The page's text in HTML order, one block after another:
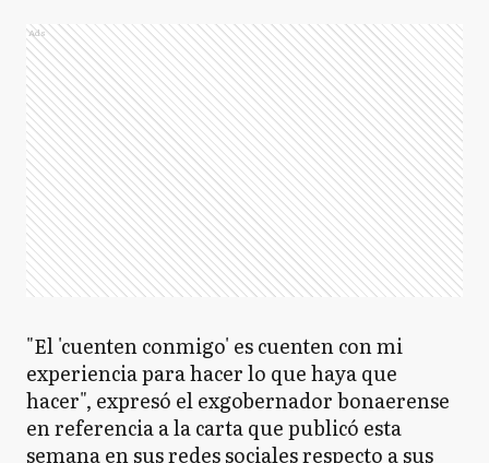
Ads
"El 'cuenten conmigo' es cuenten con mi
experiencia para hacer lo que haya que
hacer", expresó el exgobernador bonaerense
en referencia a la carta que publicó esta
semana en sus redes sociales respecto a sus